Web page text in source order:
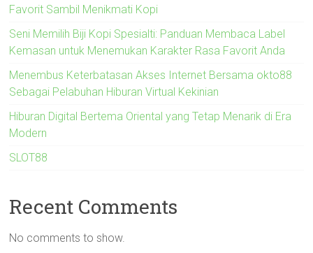
Favorit Sambil Menikmati Kopi
Seni Memilih Biji Kopi Spesialti: Panduan Membaca Label
Kemasan untuk Menemukan Karakter Rasa Favorit Anda
Menembus Keterbatasan Akses Internet Bersama okto88
Sebagai Pelabuhan Hiburan Virtual Kekinian
Hiburan Digital Bertema Oriental yang Tetap Menarik di Era
Modern
SLOT88
Recent Comments
No comments to show.